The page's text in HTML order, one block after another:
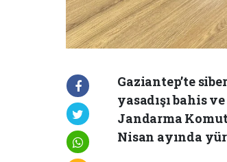
Gaziantep’te
yasadışı bahis
Jandarma
Nisan ayında